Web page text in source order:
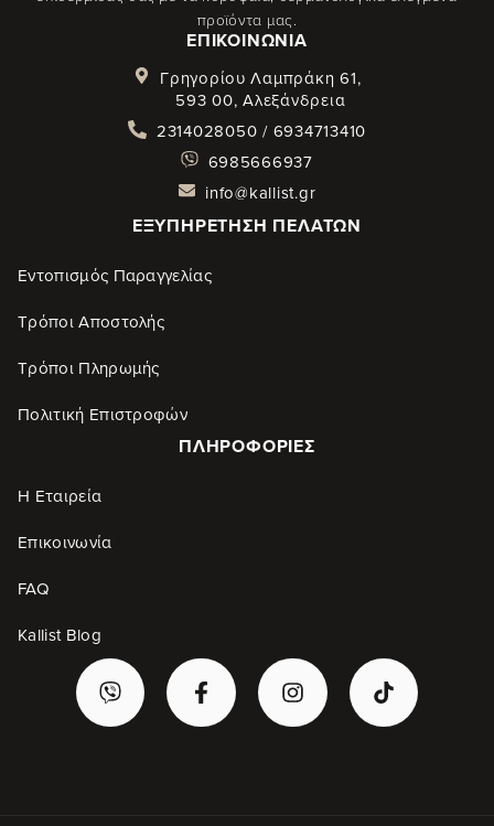
προϊόντα μας.
ΕΠΙΚΟΙΝΩΝΊΑ
Γρηγορίου Λαμπράκη 61,
593 00, Αλεξάνδρεια
2314028050 / 6934713410
6985666937
info@kallist.gr
ΕΞΥΠΗΡΈΤΗΣΗ ΠΕΛΑΤΏΝ
Εντοπισμός Παραγγελίας
Τρόποι Αποστολής
Τρόποι Πληρωμής
Πολιτική Επιστροφών
ΠΛΗΡΟΦΟΡΊΕΣ
Η Εταιρεία
Επικοινωνία
FAQ
Kallist Blog